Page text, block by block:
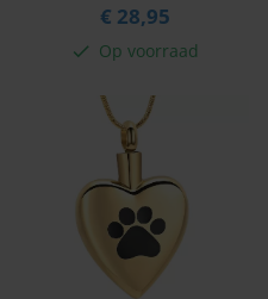
€ 28,95
check Op voorraad